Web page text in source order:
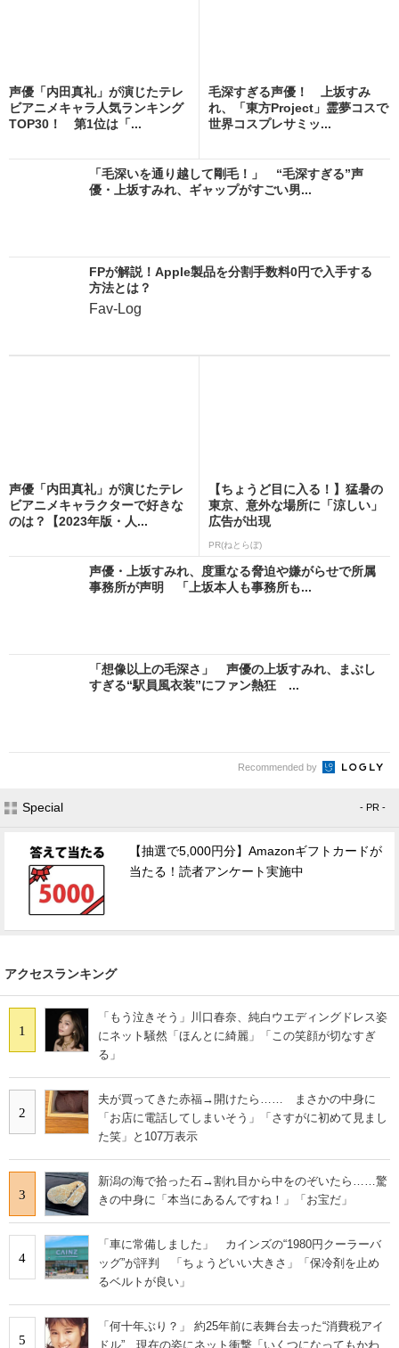
声優「内田真礼」が演じたテレ
ビアニメキャラ人気ランキング
TOP30！ 第1位は「...
毛深すぎる声優！ 上坂すみ
れ、「東方Project」霊夢コスで
世界コスプレサミッ...
「毛深いを通り越して剛毛！」 “毛深すぎる”声
優・上坂すみれ、ギャップがすごい男...
FPが解説！Apple製品を分割手数料0円で入手する
方法とは？
Fav-Log
声優「内田真礼」が演じたテレ
ビアニメキャラクターで好きな
のは？【2023年版・人...
【ちょうど目に入る！】猛暑の
東京、意外な場所に「涼しい」
広告が出現
PR(ねとらぼ)
声優・上坂すみれ、度重なる脅迫や嫌がらせで所属
事務所が声明 「上坂本人も事務所も...
「想像以上の毛深さ」 声優の上坂すみれ、まぶし
すぎる“駅員風衣装”にファン熱狂 ...
Recommended by
Special - PR -
【抽選で5,000円分】Amazonギフトカードが
当たる！読者アンケート実施中
アクセスランキング
1
「もう泣きそう」川口春奈、純白ウエディングドレス姿
にネット騒然「ほんとに綺麗」「この笑顔が切なすぎ
る」
2
夫が買ってきた赤福→開けたら…… まさかの中身に
「お店に電話してしまいそう」「さすがに初めて見まし
た笑」と107万表示
3
新潟の海で拾った石→割れ目から中をのぞいたら……驚
きの中身に「本当にあるんですね！」「お宝だ」
4
「車に常備しました」 カインズの“1980円クーラーバ
ッグ”が評判 「ちょうどいい大きさ」「保冷剤を止め
るベルトが良い」
5
「何十年ぶり？」 約25年前に表舞台去った“消費税アイ
ドル” 現在の姿にネット衝撃「いくつになってもかわ